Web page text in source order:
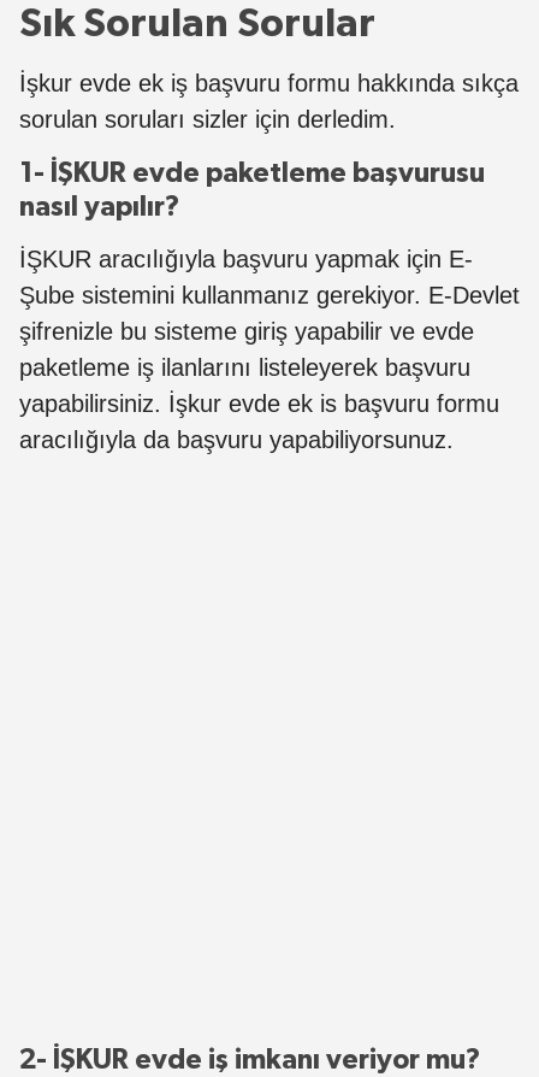
Sık Sorulan Sorular
İşkur evde ek iş başvuru formu hakkında sıkça
sorulan soruları sizler için derledim.
1- İŞKUR evde paketleme başvurusu
nasıl yapılır?
İŞKUR aracılığıyla başvuru yapmak için E-
Şube sistemini kullanmanız gerekiyor. E-Devlet
şifrenizle bu sisteme giriş yapabilir ve evde
paketleme iş ilanlarını listeleyerek başvuru
yapabilirsiniz. İşkur evde ek is başvuru formu
aracılığıyla da başvuru yapabiliyorsunuz.
2- İŞKUR evde iş imkanı veriyor mu?